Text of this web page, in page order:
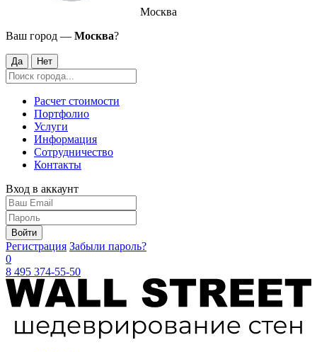
Москва
Ваш город — Москва?
Да Нет
Расчет стоимости
Портфолио
Услуги
Информация
Сотрудничество
Контакты
Вход в аккаунт
Войти
Регистрация Забыли пароль?
0
8 495 374-55-50